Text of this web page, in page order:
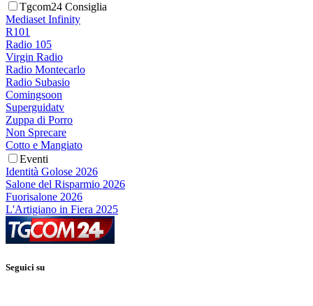
Tgcom24 Consiglia
Mediaset Infinity
R101
Radio 105
Virgin Radio
Radio Montecarlo
Radio Subasio
Comingsoon
Superguidatv
Zuppa di Porro
Non Sprecare
Cotto e Mangiato
Eventi
Identità Golose 2026
Salone del Risparmio 2026
Fuorisalone 2026
L'Artigiano in Fiera 2025
Seguici su